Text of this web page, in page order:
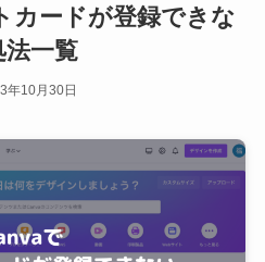
カードが登録できな
一覧
年10月30日